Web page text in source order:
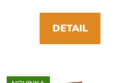
DETAIL